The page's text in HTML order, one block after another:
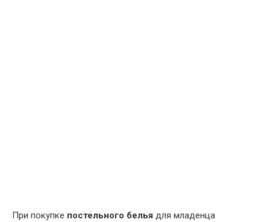
При покупке постельного белья для младенца